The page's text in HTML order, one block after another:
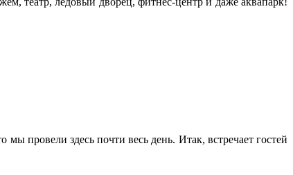
провели здесь почти весь день. Итак, встречает гостей